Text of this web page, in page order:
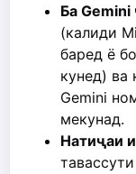
Ба
(калиди
баред ё
кунед) ва
Gemini
мекунад.
Натиҷаи